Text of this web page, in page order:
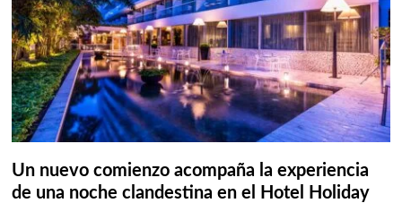
Un nuevo comienzo acompaña la experiencia
de una noche clandestina en el Hotel Holiday